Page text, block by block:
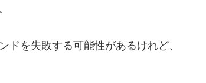
ドを失敗する可能性があるけれど、